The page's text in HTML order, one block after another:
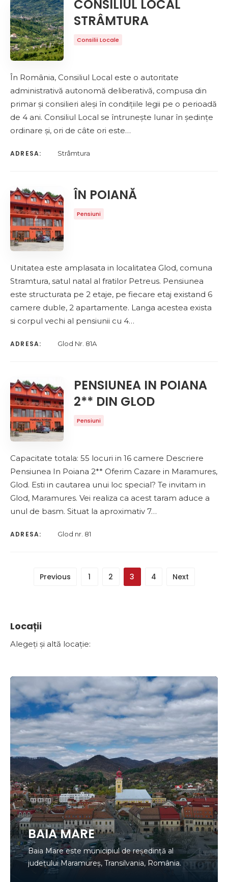
CONSILIUL LOCAL
STRÂMTURA
Consilii Locale
În România, Consiliul Local este o autoritate
administrativă autonomă deliberativă, compusa din
primar și consilieri aleși în condițiile legii pe o perioadă
de 4 ani. Consiliul Local se întrunește lunar în ședințe
ordinare și, ori de câte ori este…
ADRESA: Strâmtura
ÎN POIANĂ
Pensiuni
Unitatea este amplasata in localitatea Glod, comuna
Stramtura, satul natal al fratilor Petreus. Pensiunea
este structurata pe 2 etaje, pe fiecare etaj existand 6
camere duble, 2 apartamente. Langa acestea exista
si corpul vechi al pensiunii cu 4…
ADRESA: Glod Nr. 81A
PENSIUNEA IN POIANA
2** DIN GLOD
Pensiuni
Capacitate totala: 55 locuri in 16 camere Descriere
Pensiunea In Poiana 2** Oferim Cazare in Maramures,
Glod. Esti in cautarea unui loc special? Te invitam in
Glod, Maramures. Vei realiza ca acest taram aduce a
unul de basm. Situat la aproximativ 7…
ADRESA: Glod nr. 81
Previous 1 2 3 4 Next
Locații
Alegeți și altă locație:
BAIA MARE
Baia Mare este municipiul de reședință al
județului Maramureș, Transilvania, România.
Orașul este situat în depresiunea Baia Mare, pe